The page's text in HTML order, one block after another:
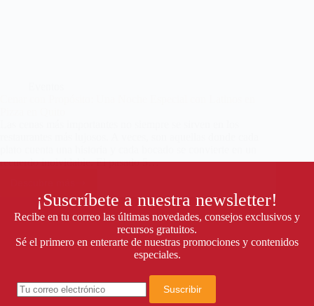
recuerdo inolvidable. El pasado 5…
con
Una
Especial
Pizza
en
¡Suscríbete a nuestra newsletter!
Recibe en tu correo las últimas novedades, consejos exclusivos y
recursos gratuitos.
Sé el primero en enterarte de nuestras promociones y contenidos
especiales.
Suscribir